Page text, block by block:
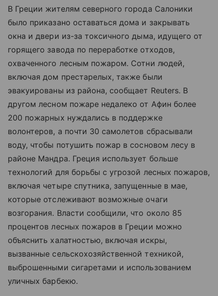
В Греции жителям северного города Салоники
было приказано оставаться дома и закрывать
окна и двери из-за токсичного дыма, идущего от
горящего завода по переработке отходов,
охваченного лесным пожаром. Сотни людей,
включая дом престарелых, также были
эвакуированы из района, сообщает Reuters. В
другом лесном пожаре недалеко от Афин более
200 пожарных нуждались в поддержке
волонтеров, а почти 30 самолетов сбрасывали
воду, чтобы потушить пожар в сосновом лесу в
районе Мандра. Греция использует больше
технологий для борьбы с угрозой лесных пожаров,
включая четыре спутника, запущенные в мае,
которые отслеживают возможные очаги
возгорания. Власти сообщили, что около 85
процентов лесных пожаров в Греции можно
объяснить халатностью, включая искры,
вызванные сельскохозяйственной техникой,
выброшенными сигаретами и использованием
уличных барбекю.